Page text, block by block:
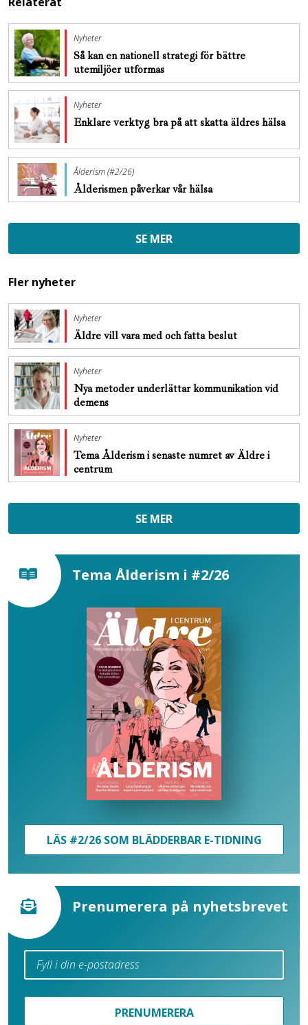
Nyheter
Så kan en nationell strategi för bättre
utemiljöer utformas
Nyheter
Enklare verktyg bra på att skatta äldres hälsa
Ålderism (#2/26)
Ålderismen påverkar vår hälsa
SE MER
Fler nyheter
Nyheter
Äldre vill vara med och fatta beslut
Nyheter
Nya metoder underlättar kommunikation vid
demens
Nyheter
Tema Ålderism i senaste numret av Äldre i
centrum
SE MER
Tema Ålderism i #2/26
LÄS #2/26 SOM BLÄDDERBAR E-TIDNING
Prenumerera på nyhetsbrevet
PRENUMERERA